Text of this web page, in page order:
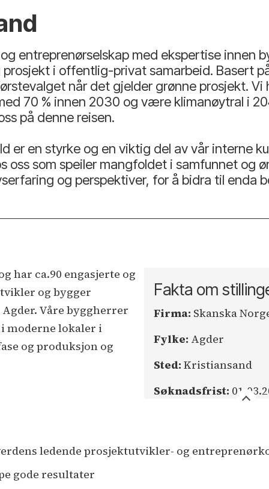
entreprenørselskap med ekspertise innen
i offentlig-privat samarbeid. Basert
når det gjelder grønne prosjekt. Vi
70 % innen 2030 og være klimanøytral i
på denne reisen.
er en styrke og en viktig del av vår interne
som speiler mangfoldet i samfunnet og
og perspektiver, for å bidra til enda
Fakta om
Firma: Skanska
Fylke: Agder
Sted: Kristiansand
Søknadsfrist:
har ca.90 engasjerte og
og bygger
Våre byggherrer
moderne lokaler i
og produksjon og
ledende prosjektutvikler- og
gode resultater